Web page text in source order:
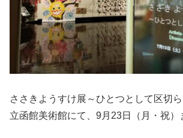
ささきようすけ展～ひとつとして区切
立函館美術館にて、9月23日（月・祝）